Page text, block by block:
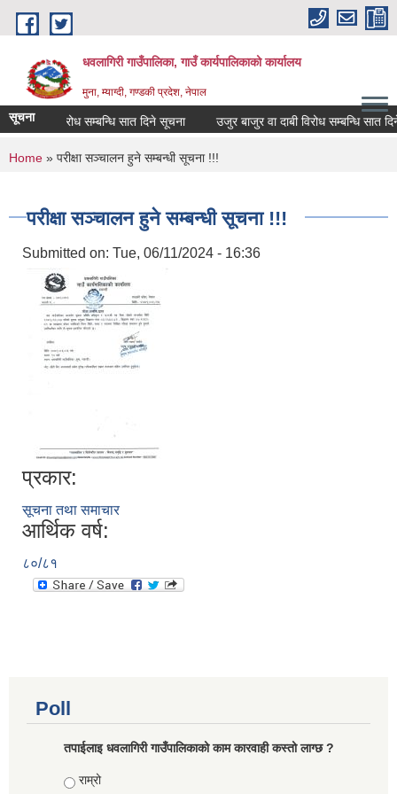
Skip to main content
धवलागिरी गाउँपालिका, गाउँ कार्यपालिकाको कार्यालय
मुना, म्याग्दी, गण्डकी प्रदेश, नेपाल
सूचना
दाबी विरोध सम्बन्धि सात दिने सूचना उजुर बाजुर वा दाबी विरोध सम्बन्धि सात दिने
You are here
Home » परीक्षा सञ्चालन हुने सम्बन्धी सूचना !!!
परीक्षा सञ्चालन हुने सम्बन्धी सूचना !!!
Submitted on: Tue, 06/11/2024 - 16:36
प्रकार:
सूचना तथा समाचार
आर्थिक वर्ष:
८०/८१
Poll
तपाईलाइ धवलागिरी गाउँपालिकाको काम कारवाही कस्तो लाग्छ ?
Choices
राम्रो